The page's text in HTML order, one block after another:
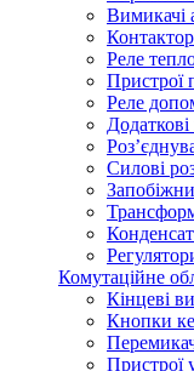
Вимикачі
Реле
Пристрої
Реле
Силові
Комутаційне
Кінцеві
Кнопки
Пристрої